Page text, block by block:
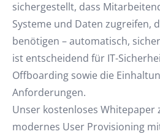
sichergestellt, dass
Systeme und Daten zugreifen,
benötigen – automatisch,
ist entscheidend für IT-
Offboarding sowie die
Anforderungen.
Unser kostenloses Whitepaper
modernes User Provisioning